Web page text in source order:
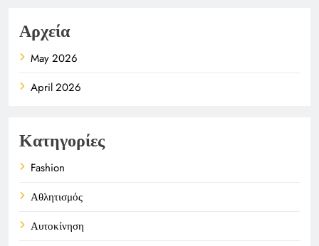
Αρχεία
May 2026
April 2026
Κατηγορίες
Fashion
Αθλητισμός
Αυτοκίνηση